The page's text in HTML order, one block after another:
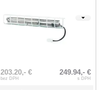
203.20,- €
bez DPH
249.94,- €
s DPH